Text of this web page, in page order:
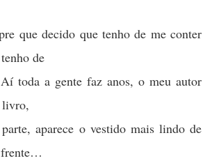
que decido que tenho de me conter
de
toda a gente faz anos, o meu autor
aparece o vestido mais lindo de
frente…